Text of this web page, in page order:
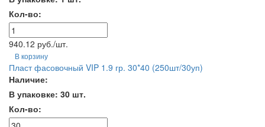
Кол-во:
940.12 руб./шт.
В корзину
Пласт фасовочный VIP 1.9 гр. 30*40 (250шт/30уп)
Наличие:
В упаковке: 30 шт.
Кол-во: